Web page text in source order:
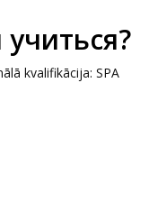
kvalifikācija: SPA